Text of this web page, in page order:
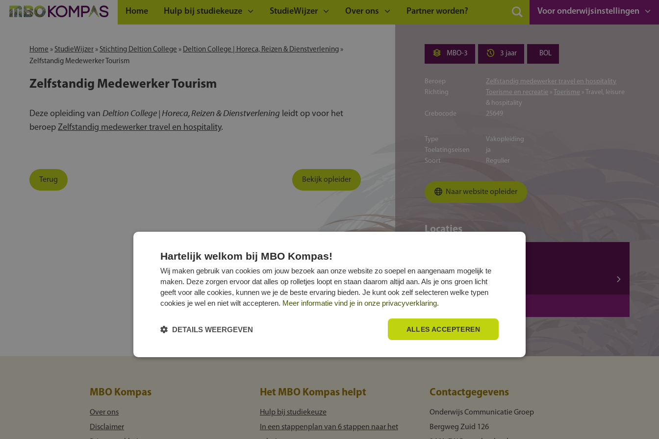
Home Hulp bij studiekeuze StudieWijzer Over ons Voor onderwijsinstellingen
Partner worden?
Home » StudieWijzer » Stichting Deltion College » Deltion College | Horeca, Reizen & Dienstverlening »
Zelfstandig Medewerker Tourism
Zelfstandig Medewerker Tourism
Deze opleiding van Deltion College | Horeca, Reizen & Dienstverlening leidt op voor het
beroep Zelfstandig medewerker travel en hospitality.
Terug Bekijk opleider
MBO-3 3 jaar BOL
Beroep
Zelfstandig medewerker travel en hospitality
Richting
Toerisme en recreatie » Toerisme » Travel, leisure
& hospitality
Crebocode
25649
Type
Vakopleiding
Toelatingseisen
ja
Soort
Regulier
Naar website opleider
Locaties
Mozartlaan 15
8031 AA ZWOLLE
MBO Kompas
Over ons
Disclaimer
Het MBO Kompas helpt
Hulp bij studiekeuze
In een stappenplan van 6 stappen naar het
Contactgegevens
Onderwijs Communicatie Groep
Bergweg Zuid 126
Hartelijk welkom bij MBO Kompas!
Wij maken gebruik van cookies om jouw bezoek aan onze website zo soepel en aangenaam mogelijk te
maken. Deze zorgen ervoor dat alles op rolletjes loopt en staan daarom altijd aan. Als je ons groen licht
geeft voor alle cookies, kunnen we je de beste ervaring bieden. Je kunt ook zelf selecteren welke typen
cookies je wel en niet wilt accepteren. Meer informatie vind je in onze privacyverklaring.
ALLES ACCEPTEREN
DETAILS WEERGEVEN